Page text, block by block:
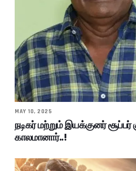
MAY 10, 2025
நடிகர் மற்றும் இயக்குனர் சூப்பர்
காலமானார்..!